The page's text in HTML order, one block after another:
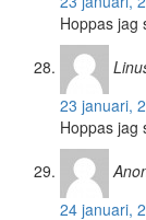
Hoppas jag
23 januari,
Hoppas jag
24 januari,